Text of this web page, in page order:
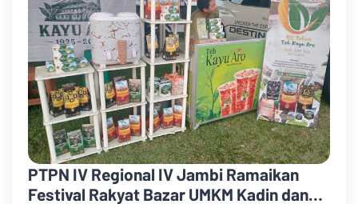
PTPN IV Regional IV Jambi Ramaikan
Festival Rakyat Bazar UMKM Kadin dan